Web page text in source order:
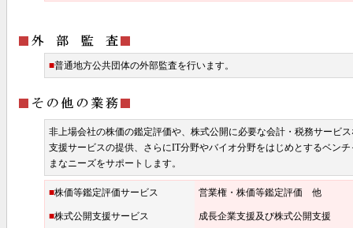
■普通地方公共団体の外部監査を行います。
非上場会社の株価の鑑定評価や、株式公開に必要な会計・税務サービ
支援サービスの提供、さらにIT分野やバイオ分野をはじめとするベン
まなニーズをサポートします。
■株価等鑑定評価サービス 営業権・株価等鑑定評価 他
■株式公開支援サービス 成長企業支援及び株式公開支援